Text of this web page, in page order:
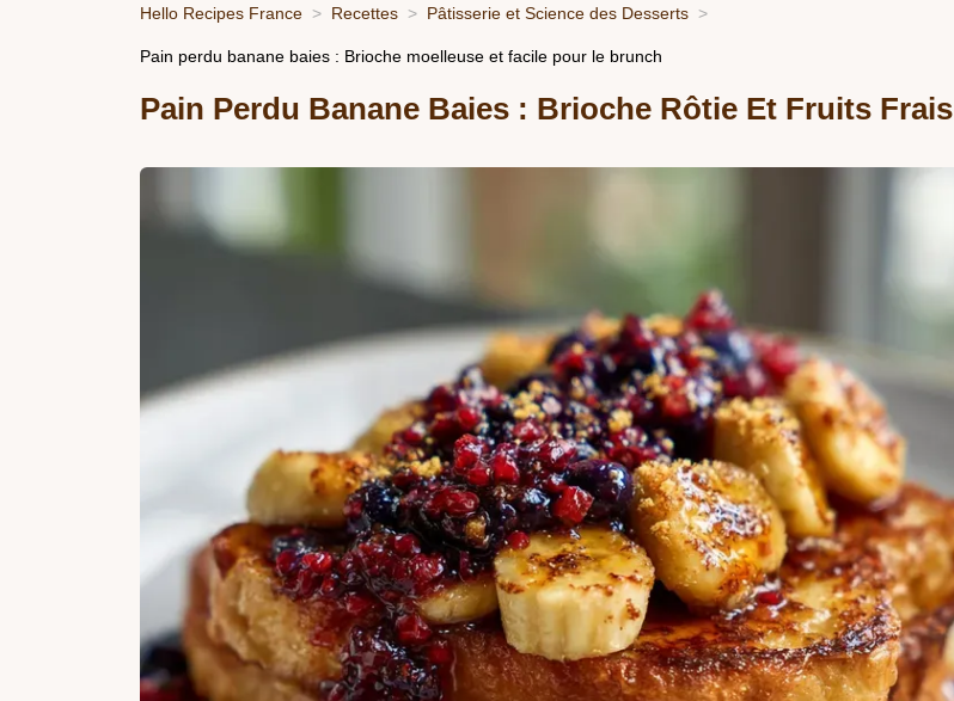
Hello Recipes France Recettes Pâtisserie et Science des Desserts
Pain perdu banane baies : Brioche moelleuse et facile pour le brunch
Pain Perdu Banane Baies : Brioche Rôtie Et Fruits Frais